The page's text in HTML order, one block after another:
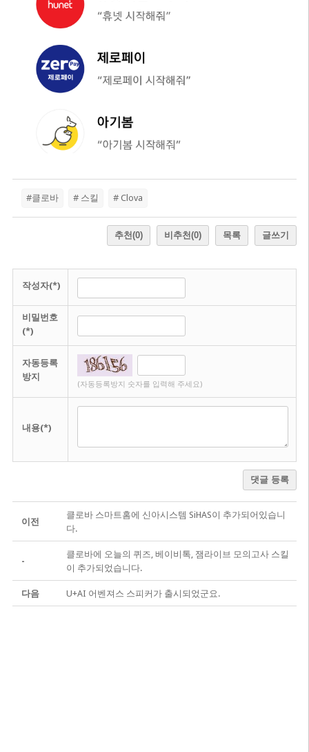
#클로바 # 스킬 # Clova
추천(0) 비추천(0) 목록 글쓰기
작성자(*)
비밀번호
(*)
자동등록
방지
(자동등록방지 숫자를 입력해 주세요)
내용(*)
댓글 등록
이전
클로바 스마트홈에 신아시스템 SiHAS이 추가되어있습니
다.
-
클로바에 오늘의 퀴즈, 베이비톡, 잼라이브 모의고사 스킬
이 추가되었습니다.
다음 U+AI 어벤져스 스피커가 출시되었군요.